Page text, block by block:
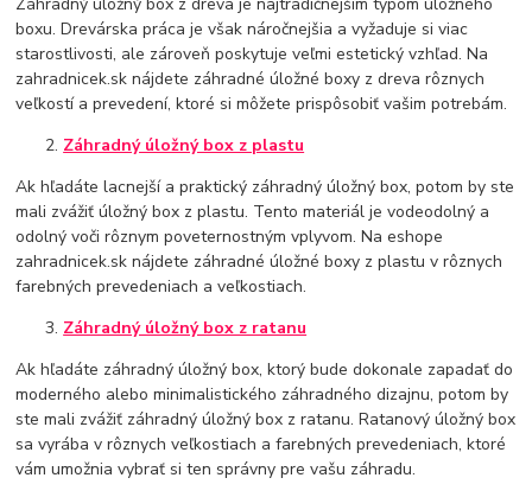
boxu. Drevárska práca je však náročnejšia a vyžaduje si viac
starostlivosti, ale zároveň poskytuje veľmi estetický vzhľad. Na
zahradnicek.sk nájdete záhradné úložné boxy z dreva rôznych
veľkostí a prevedení, ktoré si môžete prispôsobiť vašim potrebám.
Záhradný úložný box z plastu
Ak hľadáte lacnejší a praktický záhradný úložný box, potom by ste
mali zvážiť úložný box z plastu. Tento materiál je vodeodolný a
odolný voči rôznym poveternostným vplyvom. Na eshope
zahradnicek.sk nájdete záhradné úložné boxy z plastu v rôznych
farebných prevedeniach a veľkostiach.
Záhradný úložný box z ratanu
Ak hľadáte záhradný úložný box, ktorý bude dokonale zapadať do
moderného alebo minimalistického záhradného dizajnu, potom by
ste mali zvážiť záhradný úložný box z ratanu. Ratanový úložný box
sa vyrába v rôznych veľkostiach a farebných prevedeniach, ktoré
vám umožnia vybrať si ten správny pre vašu záhradu.